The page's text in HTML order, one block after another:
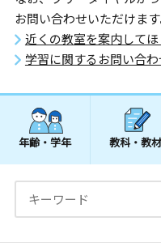
お問い合わせいただけます
近くの教室を案内して
学習に関するお問い合わ
年齢・学年 教科・教材